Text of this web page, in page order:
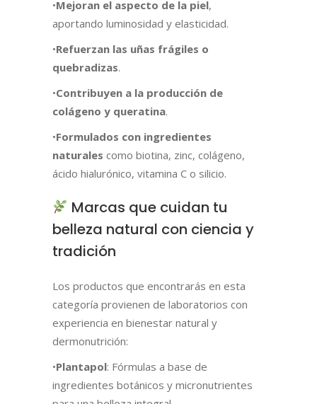
•Mejoran el aspecto de la piel,
aportando luminosidad y elasticidad.
•Refuerzan las uñas frágiles o
quebradizas.
•Contribuyen a la producción de
colágeno y queratina.
•Formulados con ingredientes
naturales como biotina, zinc, colágeno,
ácido hialurónico, vitamina C o silicio.
Marcas que cuidan tu
belleza natural con ciencia y
tradición
Los productos que encontrarás en esta
categoría provienen de laboratorios con
experiencia en bienestar natural y
dermonutrición:
•Plantapol: Fórmulas a base de
ingredientes botánicos y micronutrientes